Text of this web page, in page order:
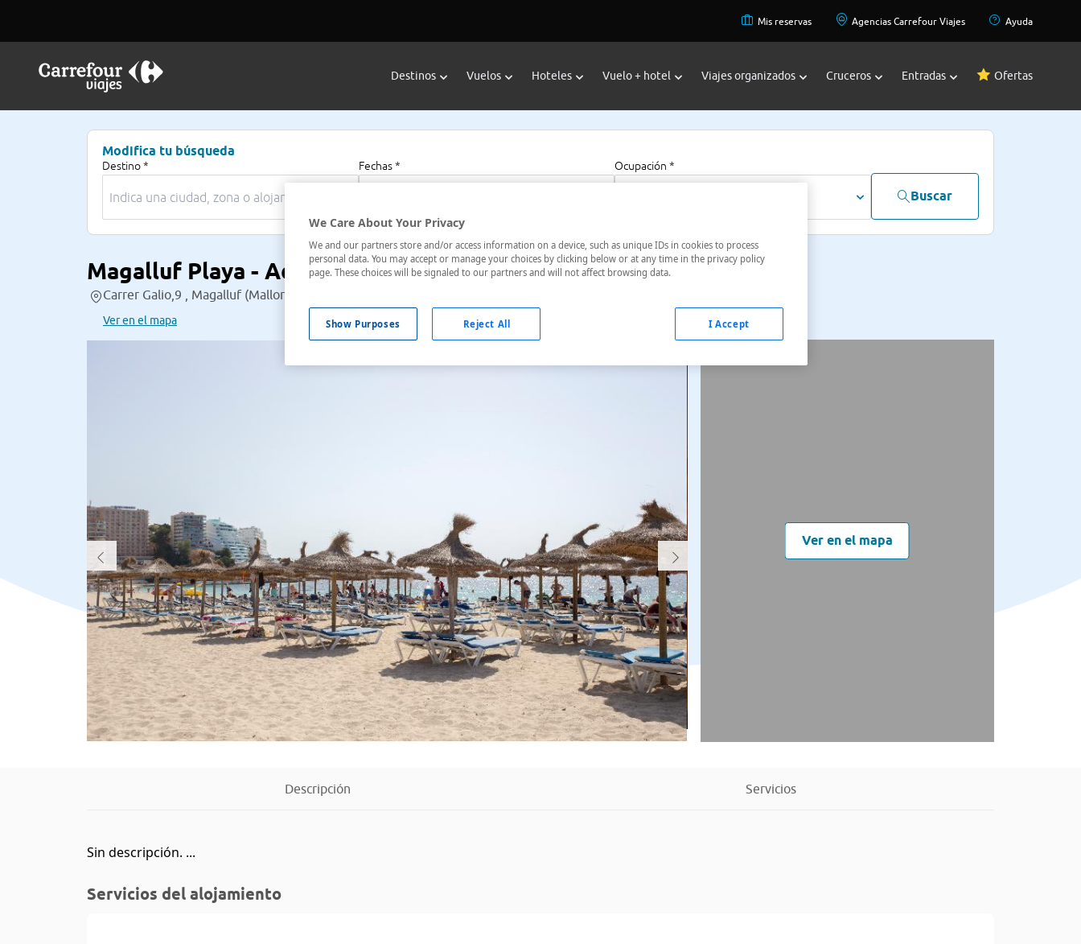
Mis reservas Agencias Carrefour Viajes Ayuda
Destinos Vuelos Hoteles Vuelo + hotel Viajes organizados Cruceros Entradas Ofertas
Modifica tu búsqueda
Destino * Fechas * Ocupación *
Buscar
Magalluf Playa - Adults Only
Carrer Galio,9 , Magalluf (Mallorca), Baleares, España
Ver en el mapa
Ver en el mapa
Descripción Servicios
Sin descripción. ...
Servicios del alojamiento
We Care About Your Privacy
We and our partners store and/or access information on a device, such as unique IDs in cookies to process
personal data. You may accept or manage your choices by clicking below or at any time in the privacy policy
page. These choices will be signaled to our partners and will not affect browsing data.
Show Purposes Reject All I Accept